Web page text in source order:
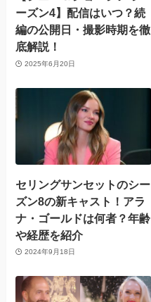
ーズン4】配信はいつ？続
編の公開日・撮影時期を徹
底解説！
2025年6月20日
セリングサンセットのシー
ズン8の新キャスト！アラ
ナ・ゴールドは何者？年齢
や経歴を紹介
2024年9月18日